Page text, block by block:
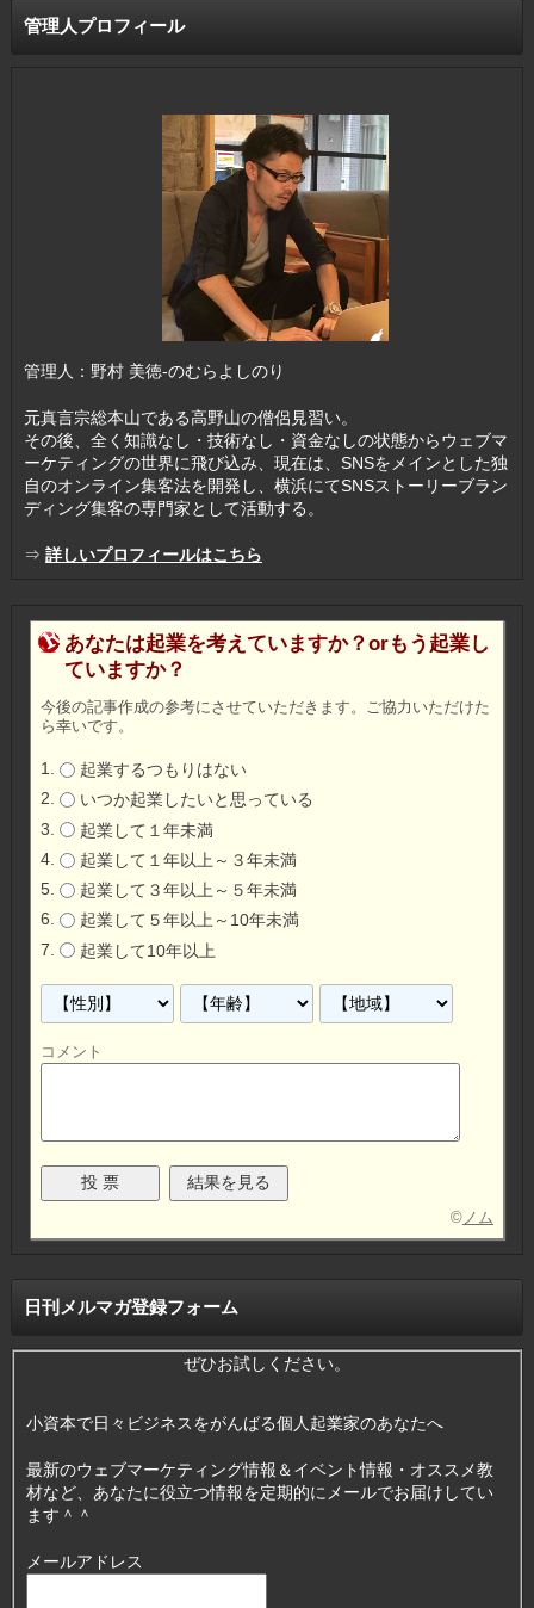
管理人プロフィール
管理人：野村 美徳-のむらよしのり
元真言宗総本山である高野山の僧侶見習い。
その後、全く知識なし・技術なし・資金なしの状態からウェブマ
ーケティングの世界に飛び込み、現在は、SNSをメインとした独
自のオンライン集客法を開発し、横浜にてSNSストーリーブラン
ディング集客の専門家として活動する。
⇒ 詳しいプロフィールはこちら
あなたは起業を考えていますか？orもう起業し
ていますか？
今後の記事作成の参考にさせていただきます。ご協力いただけた
ら幸いです。
起業するつもりはない
いつか起業したいと思っている
起業して１年未満
起業して１年以上～３年未満
起業して３年以上～５年未満
起業して５年以上～10年未満
起業して10年以上
コメント
© ノム
日刊メルマガ登録フォーム
ぜひお試しください。
小資本で日々ビジネスをがんばる個人起業家のあなたへ
最新のウェブマーケティング情報＆イベント情報・オススメ教
材など、あなたに役立つ情報を定期的にメールでお届けしてい
ます＾＾
メールアドレス